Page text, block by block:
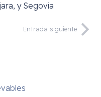
y Segovia
Entrada siguiente